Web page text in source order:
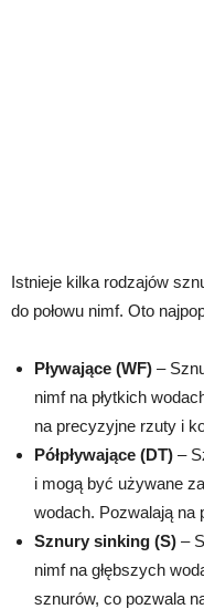
Istnieje kilka rodzajów
do połowu nimf. Oto
Pływające (WF) –
nimf na płytkich
na precyzyjne rzuty i
Półpływające (DT) –
i mogą być używane
wodach. Pozwalają na
Sznury sinking (S) –
nimf na głębszych
sznurów, co pozwala